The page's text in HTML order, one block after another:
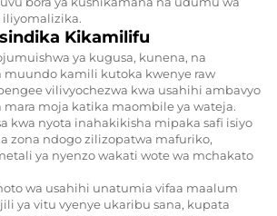
Kikamilifu
ya kugusa, kunena, na
kamili kutoka kwenye raw
vilivyochezwa kwa usahihi ambavyo
moja katika maombile ya wateja.
kwa nyota inahakikisha mipaka safi isiyo
zona ndogo zilizopatwa mafuriko,
ya nyenzo wakati wote wa mchakato
wa usahihi unatumia vifaa maalum
ya vitu vyenye ukaribu sana, kupata